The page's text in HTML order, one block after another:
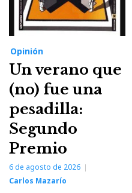
Opinión
Un verano que
(no) fue una
pesadilla:
Segundo
Premio
6 de agosto de 2026
Carlos Mazarío